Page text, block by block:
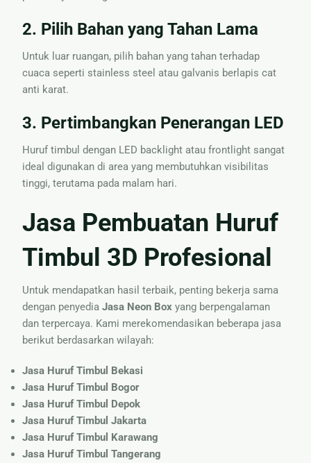
2. Pilih Bahan yang Tahan Lama
Untuk luar ruangan, pilih bahan yang tahan terhadap
cuaca seperti stainless steel atau galvanis berlapis cat
anti karat.
3. Pertimbangkan Penerangan LED
Huruf timbul dengan LED backlight atau frontlight sangat
ideal digunakan di area yang membutuhkan visibilitas
tinggi, terutama pada malam hari.
Jasa Pembuatan Huruf
Timbul 3D Profesional
Untuk mendapatkan hasil terbaik, penting bekerja sama
dengan penyediaJasa Neon Box yang berpengalaman
dan terpercaya. Kami merekomendasikan beberapa jasa
berikut berdasarkan wilayah:
Jasa Huruf Timbul Bekasi
Jasa Huruf Timbul Bogor
Jasa Huruf Timbul Depok
Jasa Huruf Timbul Jakarta
Jasa Huruf Timbul Karawang
Jasa Huruf Timbul Tangerang